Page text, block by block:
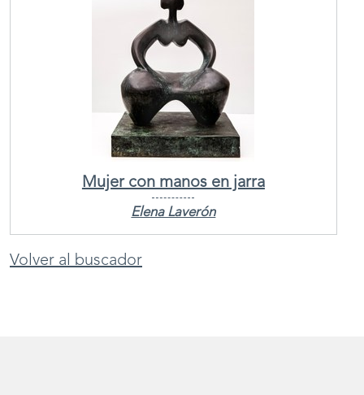
Mujer con manos en jarra
Elena Laverón
Volver al buscador